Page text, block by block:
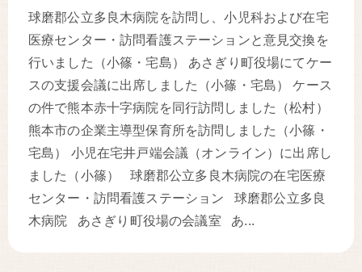
球磨郡公立多良木病院を訪問し、小児科および在宅
医療センター・訪問看護ステーションと意見交換を
行いました（小篠・宅島） あさぎり町役場にてケー
スの支援会議に出席しました（小篠・宅島） ケース
の件で熊本赤十字病院を同行訪問しました（松村）
熊本市の企業主導型保育所を訪問しました（小篠・
宅島） 小児在宅井戸端会議（オンライン）に出席し
ました（小篠） 球磨郡公立多良木病院の在宅医療
センター・訪問看護ステーション 球磨郡公立多良
木病院 あさぎり町役場の会議室 あ...